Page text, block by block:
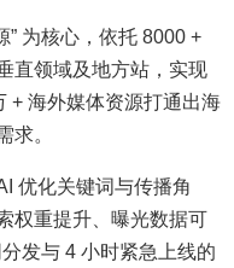
” 为核心，依托 8000 +
直领域及地方站，实现
+ 海外媒体资源打通出海
求。
优化关键词与传播角
权重提升、曝光数据可
发与 4 小时紧急上线的